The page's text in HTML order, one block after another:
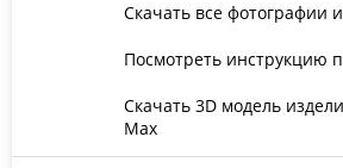
Скачать все фотографии
Посмотреть инструкцию
Скачать 3D модель
Max